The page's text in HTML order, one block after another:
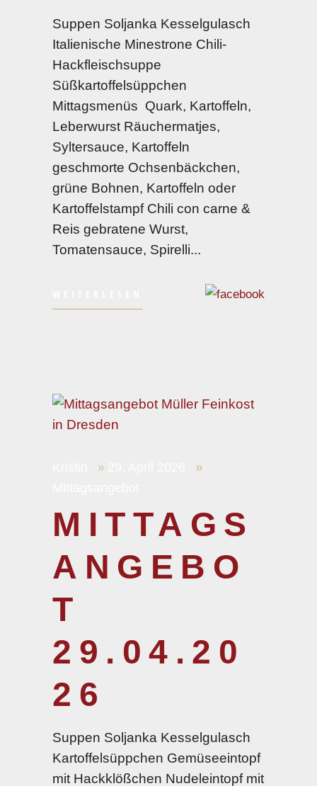
Suppen Soljanka Kesselgulasch
Italienische Minestrone Chili-
Hackfleischsuppe
Süßkartoffelsüppchen
Mittagsmenüs Quark, Kartoffeln,
Leberwurst Räuchermatjes,
Syltersauce, Kartoffeln
geschmorte Ochsenbäckchen,
grüne Bohnen, Kartoffeln oder
Kartoffelstampf Chili con carne &
Reis gebratene Wurst,
Tomatensauce, Spirelli
MITTAGS
ANGEBO
T
29.04.20
26
Suppen Soljanka Kesselgulasch
Kartoffelsüppchen Gemüseeintopf
mit Hackklößchen Nudeleintopf mit